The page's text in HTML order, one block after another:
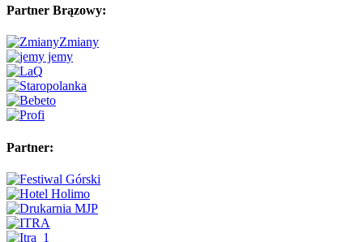
Partner Brązowy:
Partner: